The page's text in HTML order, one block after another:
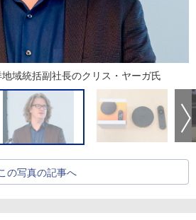
域統括副社長のクリス・ヤーガ氏
の写真の記事へ